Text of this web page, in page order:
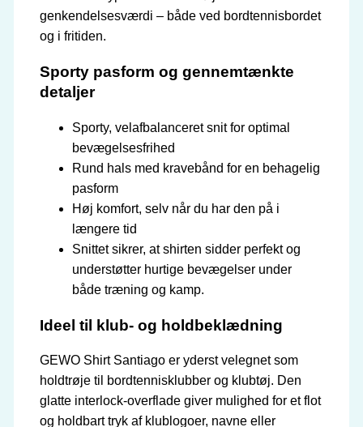
genkendelsesværdi – både ved bordtennisbordet
og i fritiden.
Sporty pasform og gennemtænkte
detaljer
Sporty, velafbalanceret snit for optimal
bevægelsesfrihed
Rund hals med kravebånd for en behagelig
pasform
Høj komfort, selv når du har den på i
længere tid
Snittet sikrer, at shirten sidder perfekt og
understøtter hurtige bevægelser under
både træning og kamp.
Ideel til klub- og holdbeklædning
GEWO Shirt Santiago er yderst velegnet som
holdtrøje til bordtennisklubber og klubtøj. Den
glatte interlock-overflade giver mulighed for et flot
og holdbart tryk af klublogoer, navne eller